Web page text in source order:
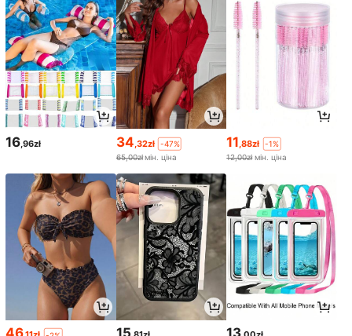
16 ,96zł 34 ,32zł
-47%
65,00złмін. ціна
11 ,88zł
-1%
12,00zł мін. ціна
46 15 13